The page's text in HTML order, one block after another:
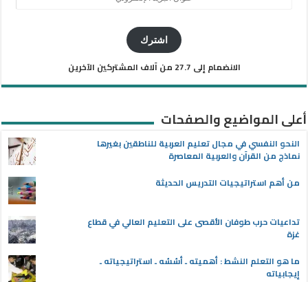
اشترك
الانضمام إلى 27.7 من آلاف المشتركين الآخرين
أعلى المواضيع والصفحات
النحو النفسي في مجال تعليم العربية للناطقين بغيرها
نماذج من القرآن والعربية المعاصرة
من أهم استراتيجيات التدريس الحديثة
تداعيات حرب طوفان الأقصى على التعليم العالي في قطاع
غزة
ما هو التعلم النشط : أهميته ـ أسُسُه ـ استراتيجياته ـ
إيجابياته